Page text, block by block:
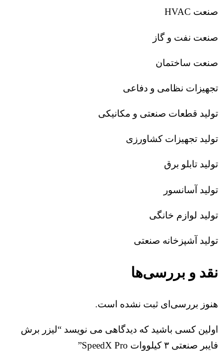
صنعت HVAC
صنعت نفت و گاز
صنعت ساختمان
تجهیزات نظامی و دفاعی
تولید قطعات صنعتی و مکانیکی
تولید تجهیزات کشاورزی
تولید تابلو برق
تولید آسانسور
تولید لوازم خانگی
تولید آشپزخانه صنعتی
نقد و بررسی‌ها
هنوز بررسی‌ای ثبت نشده است.
اولین کسی باشید که دیدگاهی می نویسد “لیزر برش
فایبر صنعتی ۳ کیلووات SpeedX Pro”